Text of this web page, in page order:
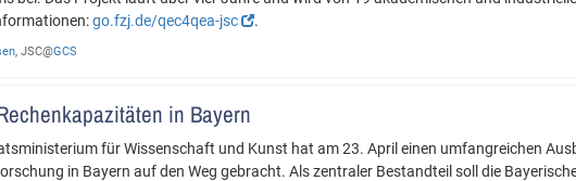
go.fzj.de/qec4qea-jsc .
, JSC@GCS
in Bayern
für Wissenschaft und Kunst hat am 23. April einen umfangreichen
in Bayern auf den Weg gebracht. Als zentraler Bestandteil soll die